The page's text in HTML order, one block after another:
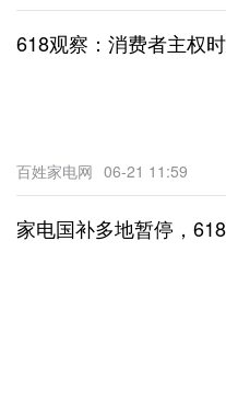
618观察：消费者主权
百姓家电网 06-21 11:59
家电国补多地暂停，